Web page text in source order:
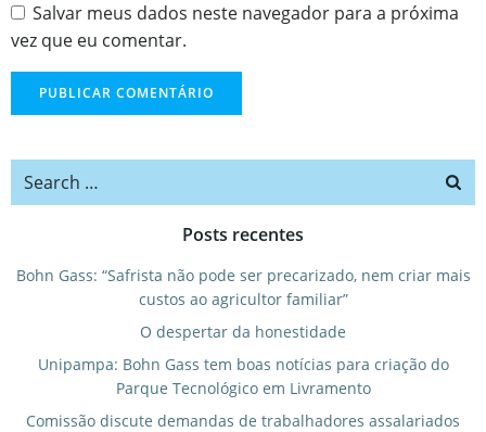
Salvar meus dados neste navegador para a próxima
vez que eu comentar.
Search
Posts recentes
Bohn Gass: “Safrista não pode ser precarizado, nem criar mais
custos ao agricultor familiar”
O despertar da honestidade
Unipampa: Bohn Gass tem boas notícias para criação do
Parque Tecnológico em Livramento
Comissão discute demandas de trabalhadores assalariados